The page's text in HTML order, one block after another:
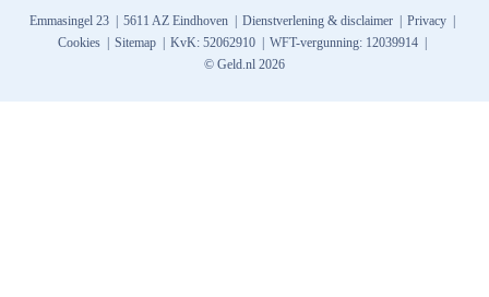
Emmasingel 23 | 5611 AZ Eindhoven | Dienstverlening & disclaimer| Privacy|
Cookies| Sitemap| KvK: 52062910 |
WFT-vergunning: 12039914 |
© Geld.nl 2026